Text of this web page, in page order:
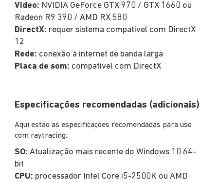
Video: NVIDIA GeForce GTX 970 / GTX 1660 ou
Radeon R9 390 / AMD RX 580
DirectX: requer sistema compatível com DirectX
12
Rede: conexão à internet de banda larga
Placa de som: compatível com DirectX
Especificações recomendadas (adicionais)
Aqui estão as especificações recomendadas para uso
com raytracing:
SO: Atualização mais recente do Windows 10 64-
bit
CPU: processador Intel Core i5-2500K ou AMD